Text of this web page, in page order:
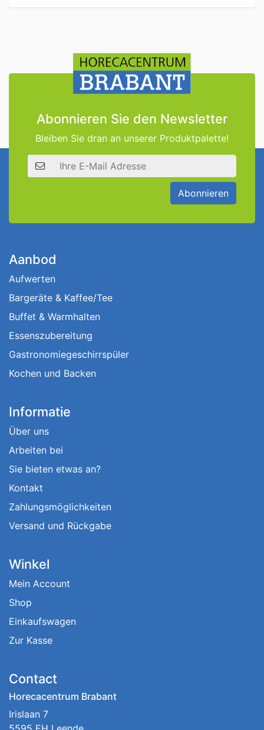
Abonnieren Sie den Newsletter
Bleiben Sie dran an unserer Produktpalette!
E-Mail Adresse
Abonnieren
Aanbod
Aufwerten
Bargeräte & Kaffee/Tee
Buffet & Warmhalten
Essenszubereitung
Gastronomiegeschirrspüler
Kochen und Backen
Informatie
Über uns
Arbeiten bei
Sie bieten etwas an?
Kontakt
Zahlungsmöglichkeiten
Versand und Rückgabe
Winkel
Mein Account
Shop
Einkaufswagen
Zur Kasse
Contact
Horecacentrum Brabant
Irislaan 7